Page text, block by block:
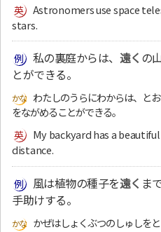
Astronomers use space
stars.
私の裏庭からは、 遠くの
とができる。
わたしのうらにわからは、と
をながめることができる。
My backyard has a
distance.
風は植物の種子を遠く ま
手助けする。
かぜはしょくぶつのしゅしを